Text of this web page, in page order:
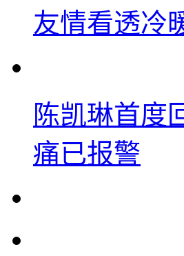
友情看透冷
陈凯琳首度
痛已报警